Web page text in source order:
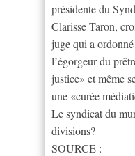
présidente du
Clarisse Taron,
juge qui a
l’égorgeur du
justice» et même
une «curée
Le syndicat du
divisions?
SOURCE :